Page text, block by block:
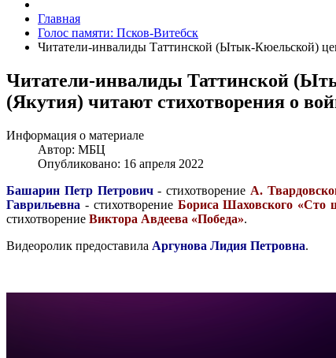
Главная
Голос памяти: Псков-Витебск
Читатели-инвалиды Таттинской (Ытык-Кюельской)
Читатели-инвалиды Таттинской
(Якутия) читают стихотворения о
Информация о материале
Автор: МБЦ
Опубликовано: 16 апреля 2022
Башарин Петр Петрович - стихотворение А.
Гаврильевна - стихотворение Бориса Шаховского «Сто
стихотворение Виктора Авдеева «Победа».
Видеоролик предоставила Аргунова Лидия Петровна.